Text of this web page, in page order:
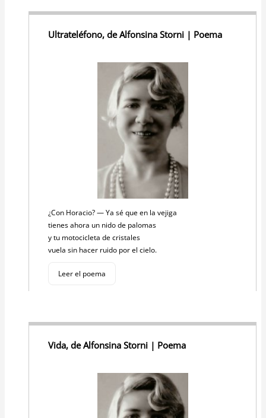
Ultrateléfono, de Alfonsina Storni | Poema
¿Con Horacio? — Ya sé que en la vejiga
tienes ahora un nido de palomas
y tu motocicleta de cristales
vuela sin hacer ruido por el cielo.
Leer el poema
Vida, de Alfonsina Storni | Poema